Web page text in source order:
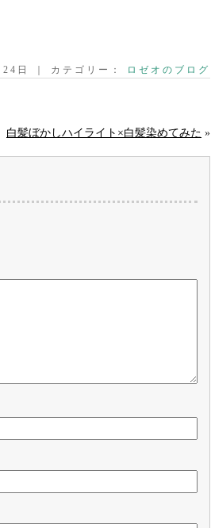
日 ｜ カテゴリー： ロゼオのブログ
白髪ぼかしハイライト×白髪染めてみた »